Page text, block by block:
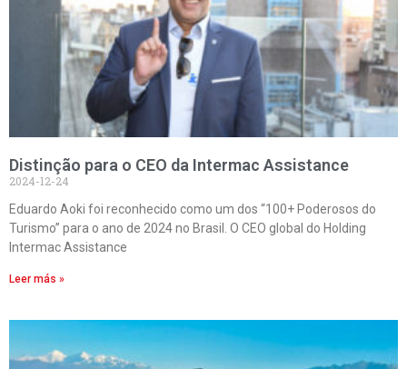
Distinção para o CEO da Intermac Assistance
2024-12-24
Eduardo Aoki foi reconhecido como um dos “100+ Poderosos do
Turismo” para o ano de 2024 no Brasil. O CEO global do Holding
Intermac Assistance